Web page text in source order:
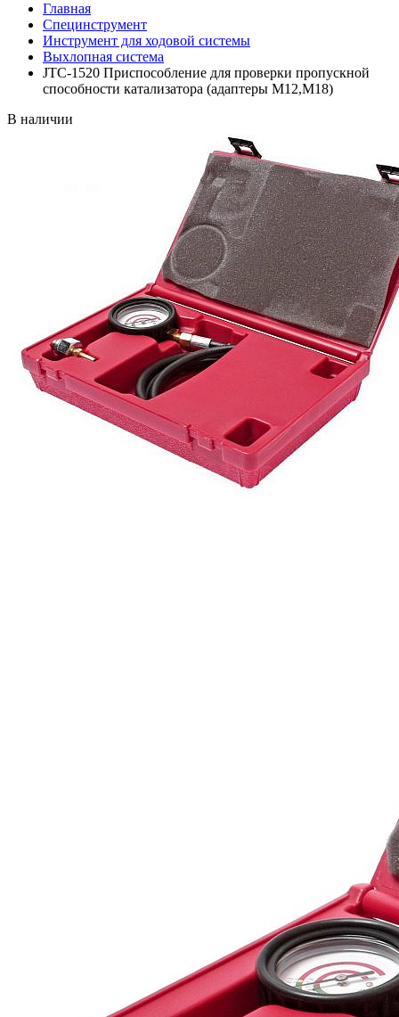
Главная
Специнструмент
Инструмент для ходовой системы
Выхлопная система
JTC-1520 Приспособление для проверки пропускной
способности катализатора (адаптеры M12,M18)
В наличии